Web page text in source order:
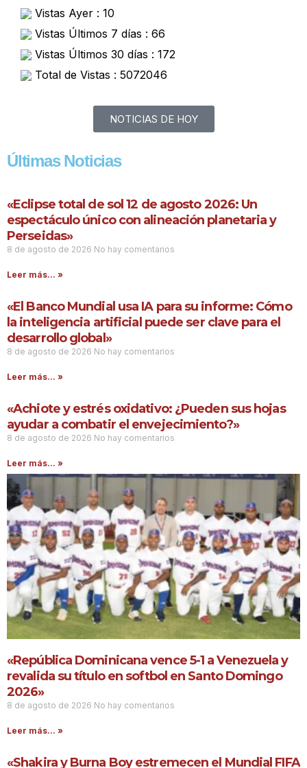
Vistas Ayer : 10
Vistas Últimos 7 días : 66
Vistas Últimos 30 días : 172
Total de Vistas : 5072046
NOTICIAS DE HOY
Últimas Noticias
«Eclipse total de sol 12 de agosto 2026: Un
espectáculo único con alineación planetaria y
Perseidas»
8 de agosto de 2026 No hay comentarios
Leer más... »
«El Banco Mundial usa IA para su informe: Cómo
la inteligencia artificial puede ser clave para el
desarrollo global»
8 de agosto de 2026 No hay comentarios
Leer más... »
«Achiote y estrés oxidativo: ¿Pueden sus hojas
ayudar a combatir el envejecimiento?»
8 de agosto de 2026 No hay comentarios
Leer más... »
«República Dominicana vence 5-1 a Venezuela y
revalida su título en softbol en Santo Domingo
2026»
8 de agosto de 2026 No hay comentarios
Leer más... »
«Shakira y Burna Boy estremecen el Mundial FIFA